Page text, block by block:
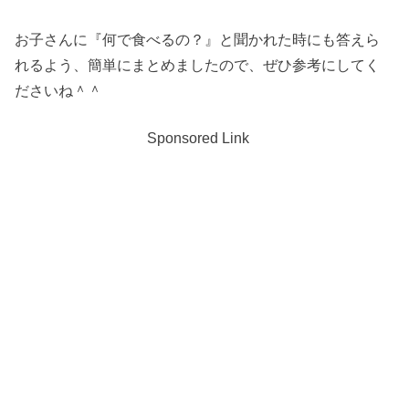
お子さんに『何で食べるの？』と聞かれた時にも答えら
れるよう、簡単にまとめましたので、ぜひ参考にしてく
ださいね＾＾
Sponsored Link